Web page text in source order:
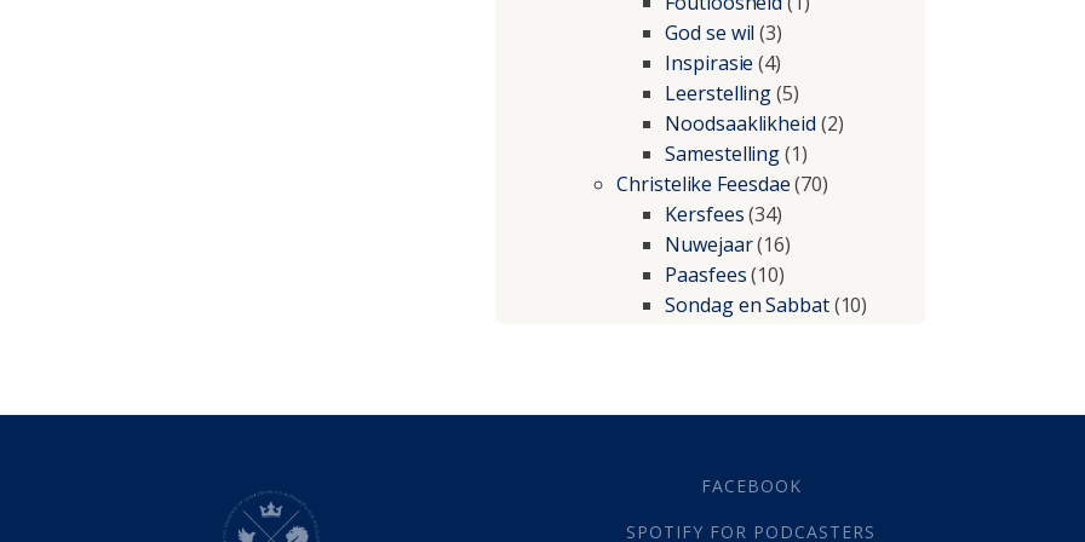
God se wil (3)
Inspirasie (4)
Leerstelling(5)
Noodsaaklikheid (2)
Samestelling(1)
Christelike Feesdae(70)
Kersfees(34)
Nuwejaar(16)
Paasfees(10)
Sondag en Sabbat(10)
Geestelike Groei
FACEBOOK
SPOTIFY FOR PODCASTERS